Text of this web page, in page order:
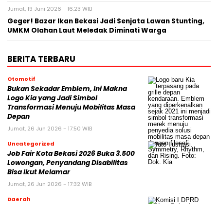
Jumat, 19 Juni 2026 - 16:23 WIB
Geger! Bazar Ikan Bekasi Jadi Senjata Lawan Stunting,
UMKM Olahan Laut Meledak Diminati Warga
BERITA TERBARU
Otomotif
Bukan Sekadar Emblem, Ini Makna
Logo Kia yang Jadi Simbol
Transformasi Menuju Mobilitas Masa
Depan
Jumat, 26 Jun 2026 - 17:50 WIB
Uncategorized
Job Fair Kota Bekasi 2026 Buka 3.500
Lowongan, Penyandang Disabilitas
Bisa Ikut Melamar
Jumat, 26 Jun 2026 - 17:32 WIB
Daerah